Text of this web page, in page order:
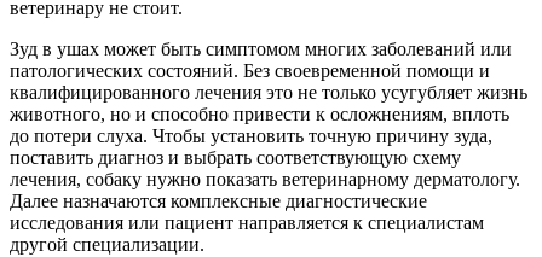
ветеринару не стоит.
Зуд в ушах может быть симптомом многих заболеваний или
патологических состояний. Без своевременной помощи и
квалифицированного лечения это не только усугубляет жизнь
животного, но и способно привести к осложнениям, вплоть
до потери слуха. Чтобы установить точную причину зуда,
поставить диагноз и выбрать соответствующую схему
лечения, собаку нужно показать ветеринарному дерматологу.
Далее назначаются комплексные диагностические
исследования или пациент направляется к специалистам
другой специализации.